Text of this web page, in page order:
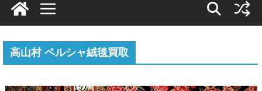
高山村 ペルシャ絨毯買取